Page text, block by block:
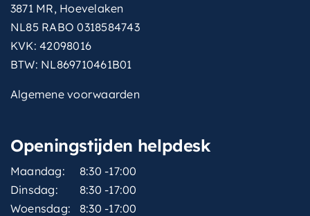
3871 MR, Hoevelaken
NL85 RABO 0318584743
KVK: 42098016
BTW: NL869710461B01
Algemene voorwaarden
Openingstijden helpdesk
Maandag:
8:30 -17:00
Dinsdag:
8:30 -17:00
Woensdag:
8:30 -17:00